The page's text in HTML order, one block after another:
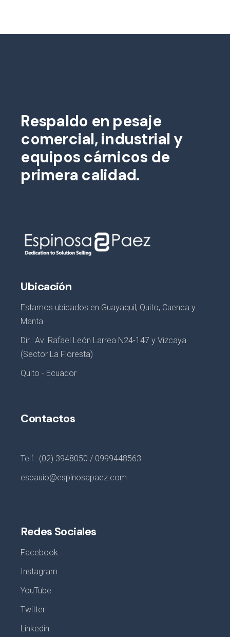
Respaldo en pesaje
comercial, industrial y
equipos cárnicos de
primera calidad.
Ubicación
Estamos ubicados en Guayaquil, Quito, Cuenca y
Manta
Dir.: Av. Rafael León Larrea N24-147 y Vizcaya
(Sector La Floresta)
Quito - Ecuador
Contactos
Telf.: (02) 3948050 / 0999448563
espauio@espinosapaez.com
Redes Sociales
Facebook
Instagram
YouTube
Twitter
Linkedin